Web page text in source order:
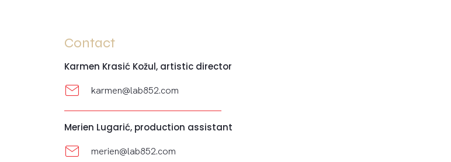
Contact
Karmen Krasić Kožul, artistic director
karmen@lab852.com
Merien Lugarić, production assistant
merien@lab852.com